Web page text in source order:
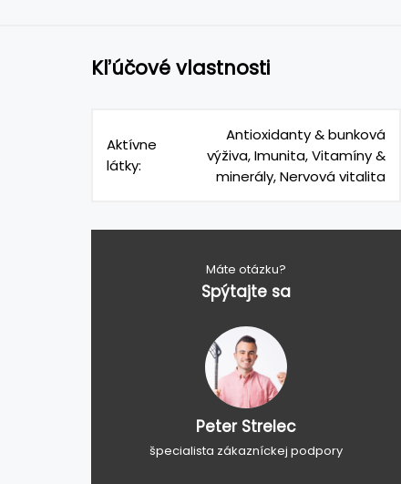
Kľúčové vlastnosti
Aktívne
látky:
Antioxidanty & bunková
výživa, Imunita, Vitamíny &
minerály, Nervová vitalita
Máte otázku?
Spýtajte sa
Peter Strelec
špecialista zákazníckej podpory